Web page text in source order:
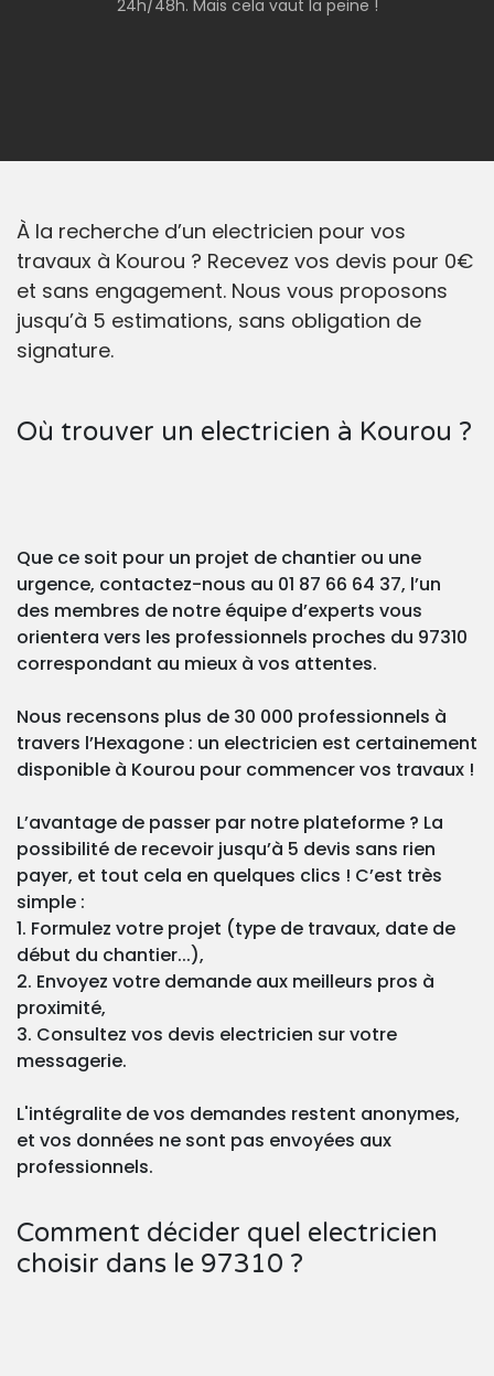
24h/48h. Mais cela vaut la peine !
À la recherche d’un electricien pour vos
travaux à Kourou ? Recevez vos devis pour 0€
et sans engagement. Nous vous proposons
jusqu’à 5 estimations, sans obligation de
signature.
Où trouver un electricien à Kourou ?
Que ce soit pour un projet de chantier ou une
urgence, contactez-nous au 01 87 66 64 37, l’un
des membres de notre équipe d’experts vous
orientera vers les professionnels proches du 97310
correspondant au mieux à vos attentes.
Nous recensons plus de 30 000 professionnels à
travers l’Hexagone : un electricien est certainement
disponible à Kourou pour commencer vos travaux !
L’avantage de passer par notre plateforme ? La
possibilité de recevoir jusqu’à 5 devis sans rien
payer, et tout cela en quelques clics ! C’est très
simple :
1. Formulez votre projet (type de travaux, date de
début du chantier...),
2. Envoyez votre demande aux meilleurs pros à
proximité,
3. Consultez vos devis electricien sur votre
messagerie.
L'intégralite de vos demandes restent anonymes,
et vos données ne sont pas envoyées aux
professionnels.
Comment décider quel electricien
choisir dans le 97310 ?